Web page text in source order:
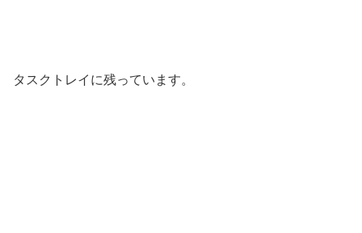
タスクトレイに残っています。